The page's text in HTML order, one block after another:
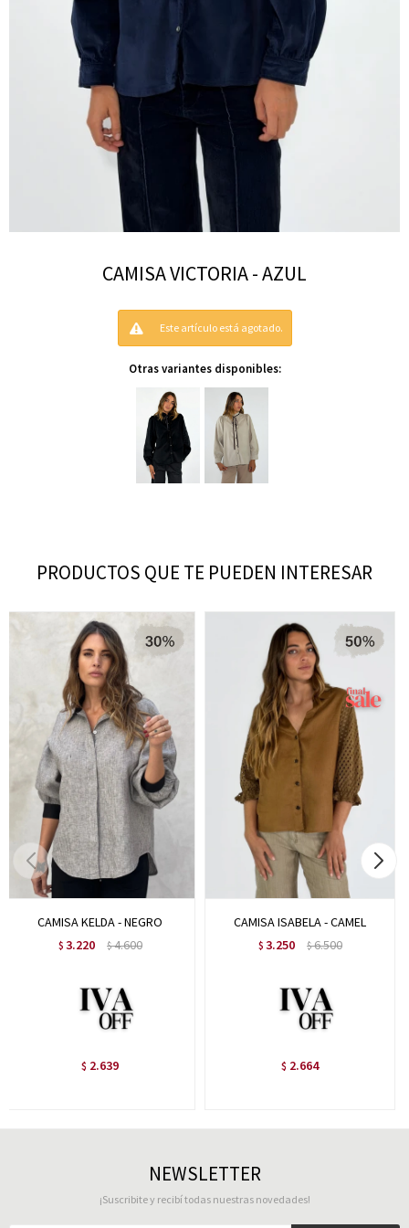
CAMISA VICTORIA - AZUL
Este artículo está agotado.
Otras variantes disponibles:
PRODUCTOS QUE TE PUEDEN INTERESAR
CAMISA KELDA - NEGRO
$ 3.220 $4.600
$ 2.639
CAMISA ISABELA - CAMEL
$ 3.250 $6.500
$ 2.664
NEWSLETTER
¡Suscribite y recibí todas nuestras novedades!